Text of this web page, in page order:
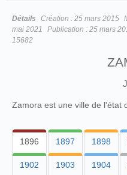
Détails Création : 25 mars 2015
mai 2021
Publication : 25 mars
15682
Zamora est une ville de l'état
1896 1897 1898
1902 1903 1904